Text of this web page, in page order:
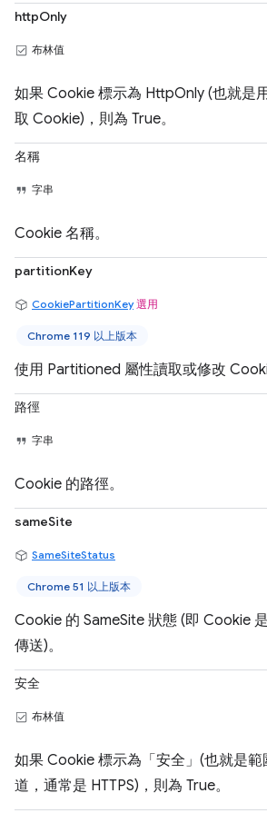
httpOnly
布林值
如果 Cookie 標示為 HttpOnly (也就是
取 Cookie)，則為 True。
名稱
字串
Cookie 名稱。
partitionKey
CookiePartitionKey 選用
Chrome 119 以上版本
使用 Partitioned 屬性讀取或修改
路徑
字串
Cookie 的路徑。
sameSite
SameSiteStatus
Chrome 51 以上版本
Cookie 的 SameSite 狀態 (即 Cookie
傳送)。
安全
布林值
如果 Cookie 標示為「安全」(也就是範
道，通常是 HTTPS)，則為 True。